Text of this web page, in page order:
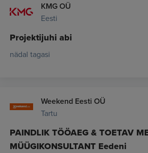
KMG OÜ
Eesti
Projektijuhi abi
nädal tagasi
Weekend Eesti OÜ
Tartu
PAINDLIK TÖÖAEG & TOETAV
MÜÜGIKONSULTANT Eedeni